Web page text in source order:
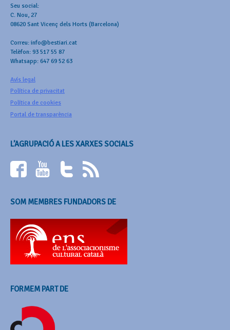
Seu social:
C. Nou, 27
08620 Sant Vicenç dels Horts (Barcelona)
Correu: info@bestiari.cat
Telèfon: 93 517 55 87
Whatsapp: 647 69 52 63
Avís legal
Política de privacitat
Política de cookies
Portal de transparència
L’AGRUPACIÓ A LES XARXES SOCIALS
SOM MEMBRES FUNDADORS DE
FORMEM PART DE